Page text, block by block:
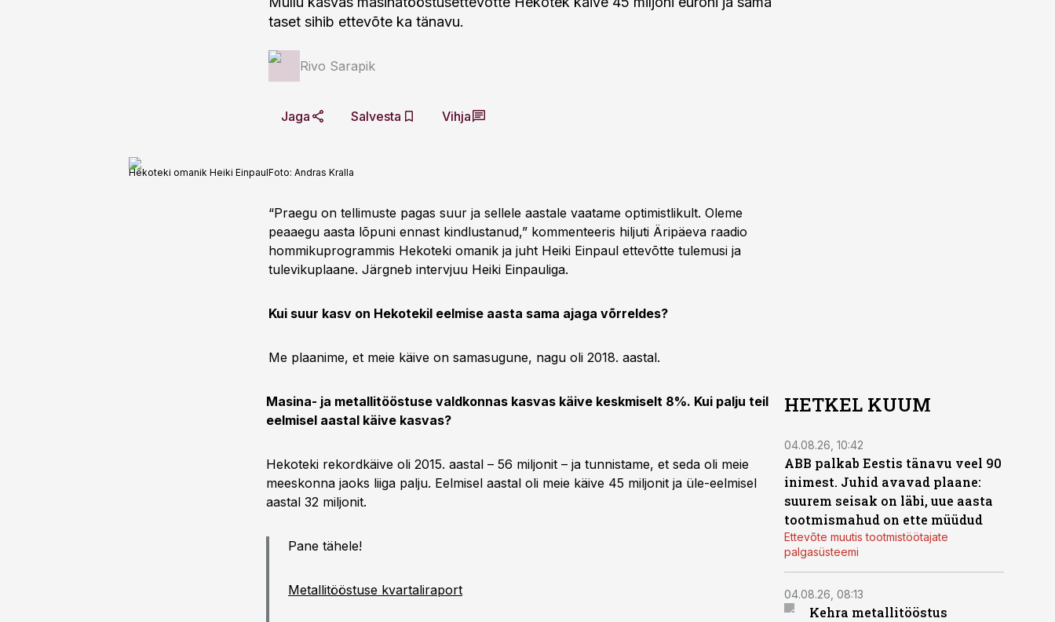
taset sihib ettevõte ka tänavu.
Rivo Sarapik
Jaga Salvesta Vihja
Hekoteki omanik Heiki EinpaulFoto: Andras Kralla
“Praegu on tellimuste pagas suur ja sellele aastale vaatame optimistlikult. Oleme
peaaegu aasta lõpuni ennast kindlustanud,” kommenteeris hiljuti Äripäeva raadio
hommikuprogrammis Hekoteki omanik ja juht Heiki Einpaul ettevõtte tulemusi ja
tulevikuplaane. Järgneb intervjuu Heiki Einpauliga.
Kui suur kasv on Hekotekil eelmise aasta sama ajaga võrreldes?
Me plaanime, et meie käive on samasugune, nagu oli 2018. aastal.
Masina- ja metallitööstuse valdkonnas kasvas käive keskmiselt 8%. Kui palju teil
eelmisel aastal käive kasvas?
Hekoteki rekordkäive oli 2015. aastal – 56 miljonit – ja tunnistame, et seda oli meie
meeskonna jaoks liiga palju. Eelmisel aastal oli meie käive 45 miljonit ja üle-eelmisel
aastal 32 miljonit.
Pane tähele!
Metallitööstuse kvartaliraport
HETKEL KUUM
04.08.26, 10:42
ABB palkab Eestis tänavu veel 90
inimest. Juhid avavad plaane:
suurem seisak on läbi, uue aasta
tootmismahud on ette müüdud
Ettevõte muutis tootmistöötajate
palgasüsteemi
04.08.26, 08:13
Kehra metallitööstus